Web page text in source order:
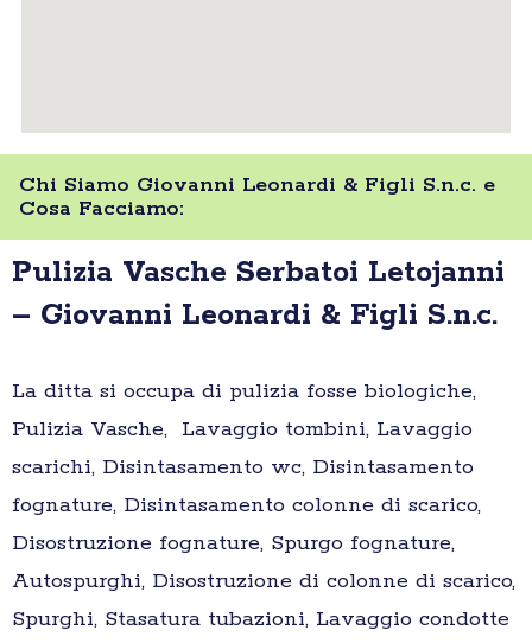
Chi Siamo Giovanni Leonardi & Figli S.n.c. e
Cosa Facciamo:
Pulizia Vasche Serbatoi Letojanni
– Giovanni Leonardi & Figli S.n.c.
La ditta si occupa di pulizia fosse biologiche,
Pulizia Vasche, Lavaggio tombini, Lavaggio
scarichi, Disintasamento wc, Disintasamento
fognature, Disintasamento colonne di scarico,
Disostruzione fognature, Spurgo fognature,
Autospurghi, Disostruzione di colonne di scarico,
Spurghi, Stasatura tubazioni, Lavaggio condotte